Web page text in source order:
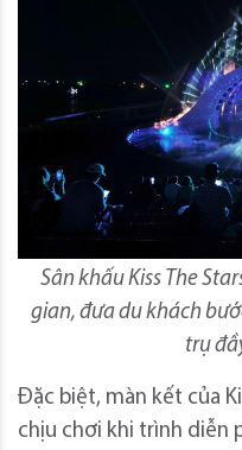
Sân khấu Kiss The
gian, đưa du khách
trụ
Đặc biệt, màn kết của
chịu chơi khi trình diễn